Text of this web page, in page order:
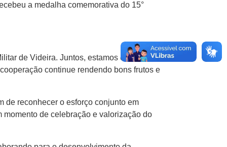
a medalha comemorativa do 15°
de Videira. Juntos, estamos contribuindo
continue rendendo bons frutos e
de reconhecer o esforço conjunto em
de celebração e valorização do